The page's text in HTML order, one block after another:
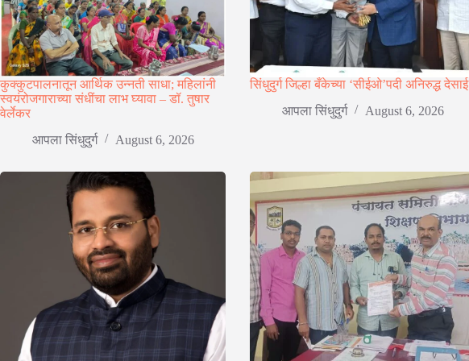
कुक्कुटपालनातून आर्थिक उन्नती साधा; महिलांनी
स्वयंरोजगाराच्या संधींचा लाभ घ्यावा – डॉ. तुषार
वेर्लेकर
आपला सिंधुदुर्ग
August 6, 2026
सिंधुदुर्ग जिल्हा बँकेच्या ‘सीईओ’पदी अनिरुद्ध देसाई
आपला सिंधुदुर्ग
August 6, 2026